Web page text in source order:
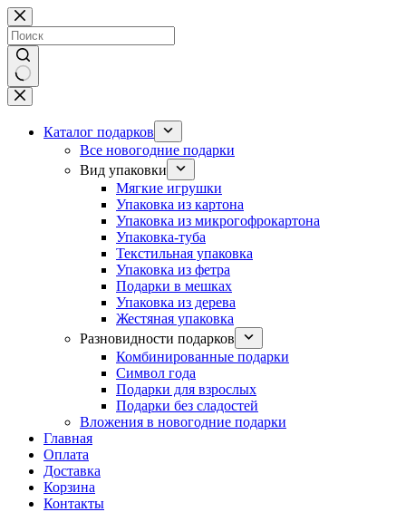
Перейти
к
сути
Ничего
не
найденоКаталог подарков
Все новогодние подарки
Вид упаковки
Мягкие игрушки
Упаковка из картона
Упаковка из микрогофрокартона
Упаковка-туба
Текстильная упаковка
Упаковка из фетра
Подарки в мешках
Упаковка из дерева
Жестяная упаковка
Разновидности подарков
Комбинированные подарки
Символ года
Подарки для взрослых
Подарки без сладостей
Вложения в новогодние подарки
Главная
Оплата
Доставка
Корзина
Контакты